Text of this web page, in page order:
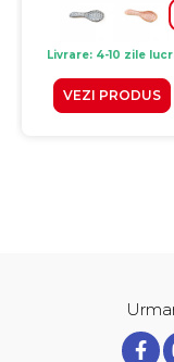
Livrare: 4-10 zile
VEZI PRODUS